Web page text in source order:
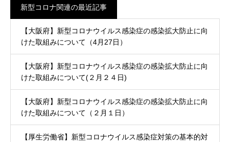
新型コロナ関連の最近記事
【大阪府】新型コロナウイルス感染症の感染拡大防止に向
けた取組みについて（4月27日）
【大阪府】新型コロナウイルス感染症の感染拡大防止に向
けた取組みについて(２月２４日)
【大阪府】新型コロナウイルス感染症の感染拡大防止に向
けた取組みについて（２月１日）
【厚生労働省】新型コロナウイルス感染症対策の基本的対